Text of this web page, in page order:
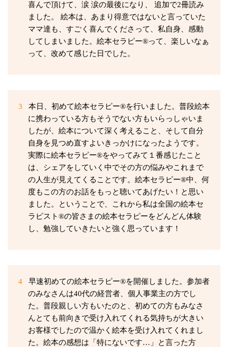
喜んで頂けて、涙 涙の最後になり、 追加で2冊読み
ました。 絵本は、あまり得意ではないと言っていた
ママ達も、すごく喜んでくださって、私自身、感動
してしまいました。絵本セラピー®って、楽しいなぁ
って、改めて感じた日でした。
3
本日、初めて絵本セラピー®を行いました。普段絵本
に携わっている方もそうでない方もいらっしゃいま
したが、絵本について深く考えること、そして自分
自身を見つめ直すよいきっかけになったようです。
実際に絵本セラピー®をやってみて１番感じたこと
は、シェアをしていく中でその方の悩みやこれまで
の人生が見えてくることです。絵本セラピー®中、何
度もこの方のお話をもっと聴いてあげたい！と思い
ました。ということで、これから私は全国の絵本セ
ラピスト®の皆さまの絵本セラピーをどんどん体験
し、勉強していきたいと強く思っています！
4
早速初めての絵本セラピー®を開催しました。参加者
のみなさんは40代の経営者、個人事業主の方でし
た。普段親しい方もいたのと、初めての方もみなさ
んとても前向きで受け入れてくれる気持ちが大きい
お客様でしたので温かく絵本を受け入れてくれまし
た。絵本の感想は「特にないです…」と言った方